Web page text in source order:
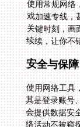
续续，让你不
安全与保
使用网络工具
其是登录账号
会提供数据安
络活动不被窥
的专属隧道。
队支持，意味
场前这种关键